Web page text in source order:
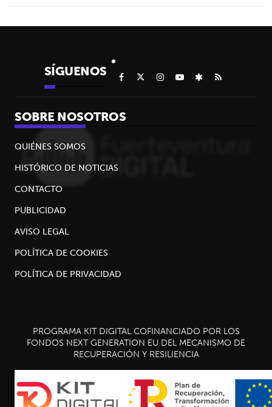
SÍGUENOS
SOBRE NOSOTROS
QUIÉNES SOMOS
HISTÓRICO DE NOTICIAS
CONTACTO
PUBLICIDAD
AVISO LEGAL
POLÍTICA DE COOKIES
POLÍTICA DE PRIVACIDAD
PROGRAMA KIT DIGITAL COFINANCIADO POR LOS
FONDOS NEXT GENERATION EU DEL MECANISMO DE
RECUPERACIÓN Y RESILIENCIA